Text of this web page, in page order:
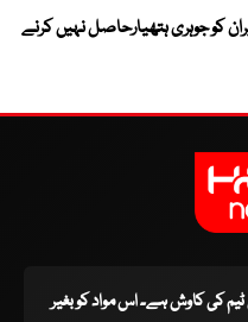
کو جوہری ہتھیارحاصل نہیں کرنے
ٹیم کی کاوش ہے۔ اس مواد کو بغیر